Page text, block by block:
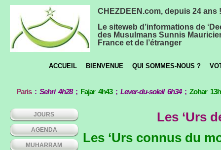
CHEZDEEN.com, depuis 24 ans !
Le siteweb d’informations de
des Musulmans Sunnis
France et de l’étranger
ACCUEIL BIENVENUE QUI SOMMES-NOUS ?
Paris:Sehri 4h28; Fajar 4h43;Lever-du-soleil 6h34;Zohar
JOURS
AGENDA
MUHARRAM
Les ‘Urs
Les ‘Urs connus du